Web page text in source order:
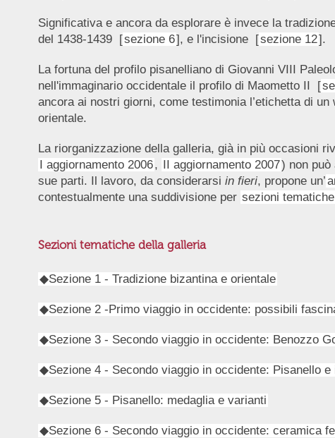
Significativa e ancora da esplorare è invece la
del 1438-1439 [sezione 6], e l'incisione [sezione 12].
La fortuna del profilo pisanelliano di Giovanni VIII
nell'immaginario occidentale il profilo di Maometto II [
ancora ai nostri giorni, come testimonia l’etichetta di
orientale.
La riorganizzazione della galleria, già in più occasioni
I aggiornamento 2006, II aggiornamento 2007) non
sue parti. Il lavoro, da considerarsi in fieri, propone un’
contestualmente una suddivisione per sezioni tematiche
Sezioni tematiche della galleria
◆Sezione 1 - Tradizione bizantina e orientale
◆Sezione 2 -Primo viaggio in occidente: possibili
◆Sezione 3 - Secondo viaggio in occidente: Benozzo
◆Sezione 4 - Secondo viaggio in occidente: Pisanello
◆Sezione 5 - Pisanello: medaglia e varianti
◆Sezione 6 - Secondo viaggio in occidente: ceramica